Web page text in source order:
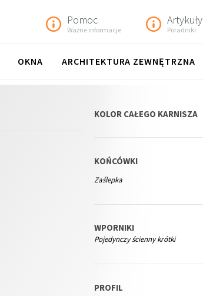
Pomoc
Ważne informacje
Artykuły
Poradniki
OKNA ARCHITEKTURA ZEWNĘTRZNA
KOLOR CAŁEGO KARNISZA
KOŃCÓWKI
Zaślepka
WPORNIKI
Pojedynczy ścienny krótki
PROFIL